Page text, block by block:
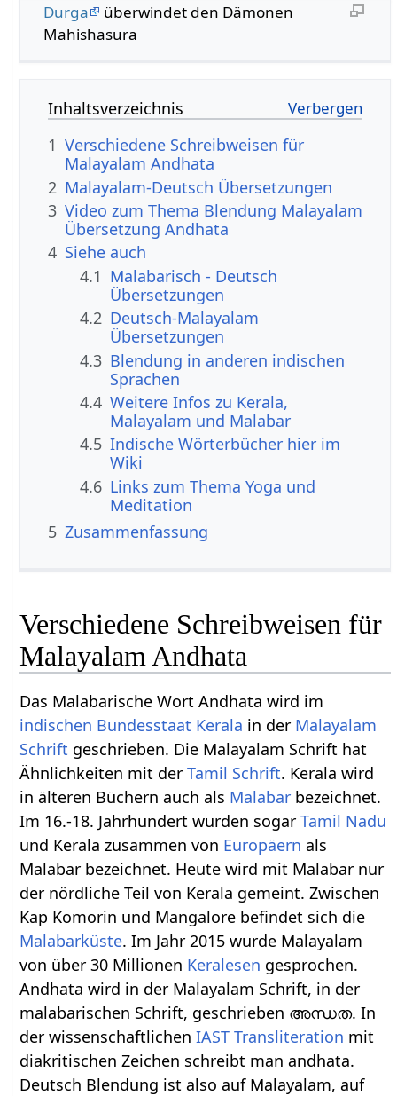
Durga
überwindet den Dämonen
Mahishasura
Inhaltsverzeichnis
1 Verschiedene Schreibweisen für
Malayalam Andhata
2 Malayalam-Deutsch Übersetzungen
3 Video zum Thema Blendung Malayalam
Übersetzung Andhata
4 Siehe auch
4.1 Malabarisch - Deutsch
Übersetzungen
4.2 Deutsch-Malayalam
Übersetzungen
4.3 Blendung in anderen indischen
Sprachen
4.4 Weitere Infos zu Kerala,
Malayalam und Malabar
4.5 Indische Wörterbücher hier im
Wiki
4.6 Links zum Thema Yoga und
Meditation
5 Zusammenfassung
Verschiedene Schreibweisen für
Malayalam Andhata
Das Malabarische Wort Andhata wird im
indischen Bundesstaat Kerala in der Malayalam
Schrift geschrieben. Die Malayalam Schrift hat
Ähnlichkeiten mit derTamil Schrift. Kerala wird
in älteren Büchern auch als Malabar bezeichnet.
Im 16.-18. Jahrhundert wurden sogarTamil Nadu
und Kerala zusammen von Europäern als
Malabar bezeichnet. Heute wird mit Malabar nur
der nördliche Teil von Kerala gemeint. Zwischen
Kap Komorin und Mangalore befindet sich die
Malabarküste. Im Jahr 2015 wurde Malayalam
von über 30 Millionen Keralesen gesprochen.
Andhata wird in der Malayalam Schrift, in der
malabarischen Schrift, geschrieben അന്ധത. In
der wissenschaftlichenIAST Transliteration mit
diakritischen Zeichen schreibt man andhata.
Deutsch Blendung ist also auf Malayalam, auf